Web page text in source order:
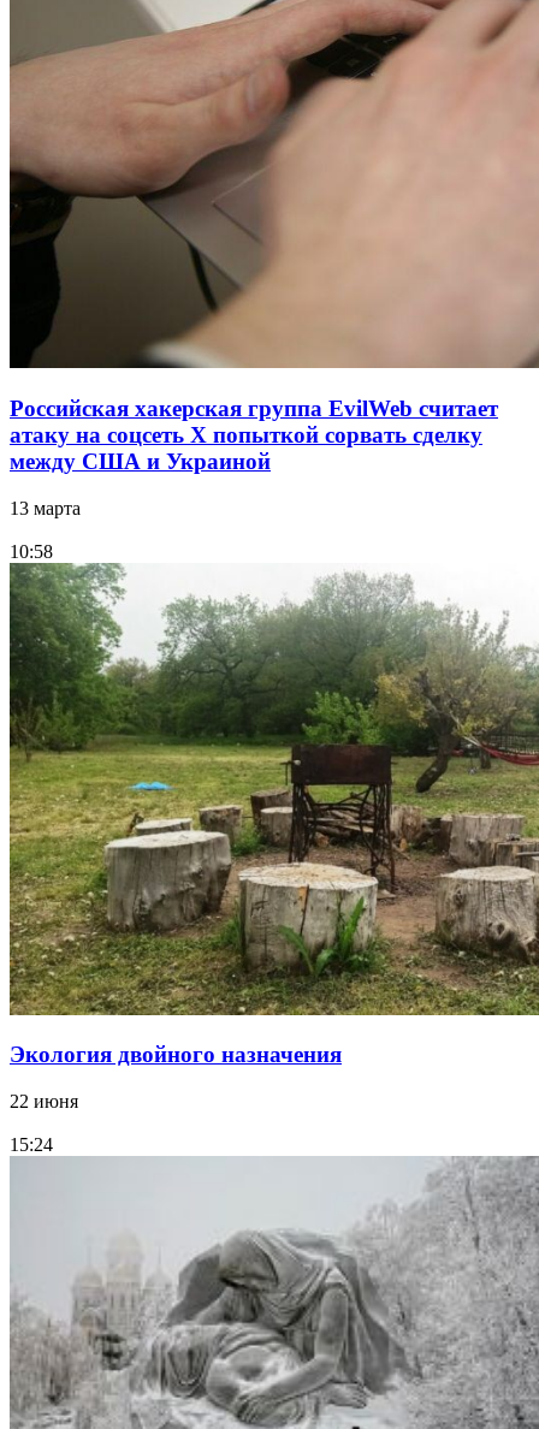
Российская хакерская группа EvilWeb считает
атаку на соцсеть Х попыткой сорвать сделку
между США и Украиной
13 марта
10:58
Экология двойного назначения
22 июня
15:24